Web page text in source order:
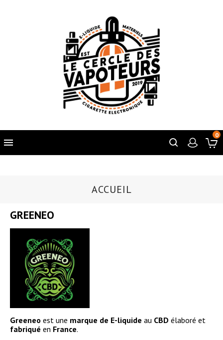

0
ACCUEIL
GREENEO
Greeneo est une marque de E-liquide au CBD élaboré et
fabriqué en France.